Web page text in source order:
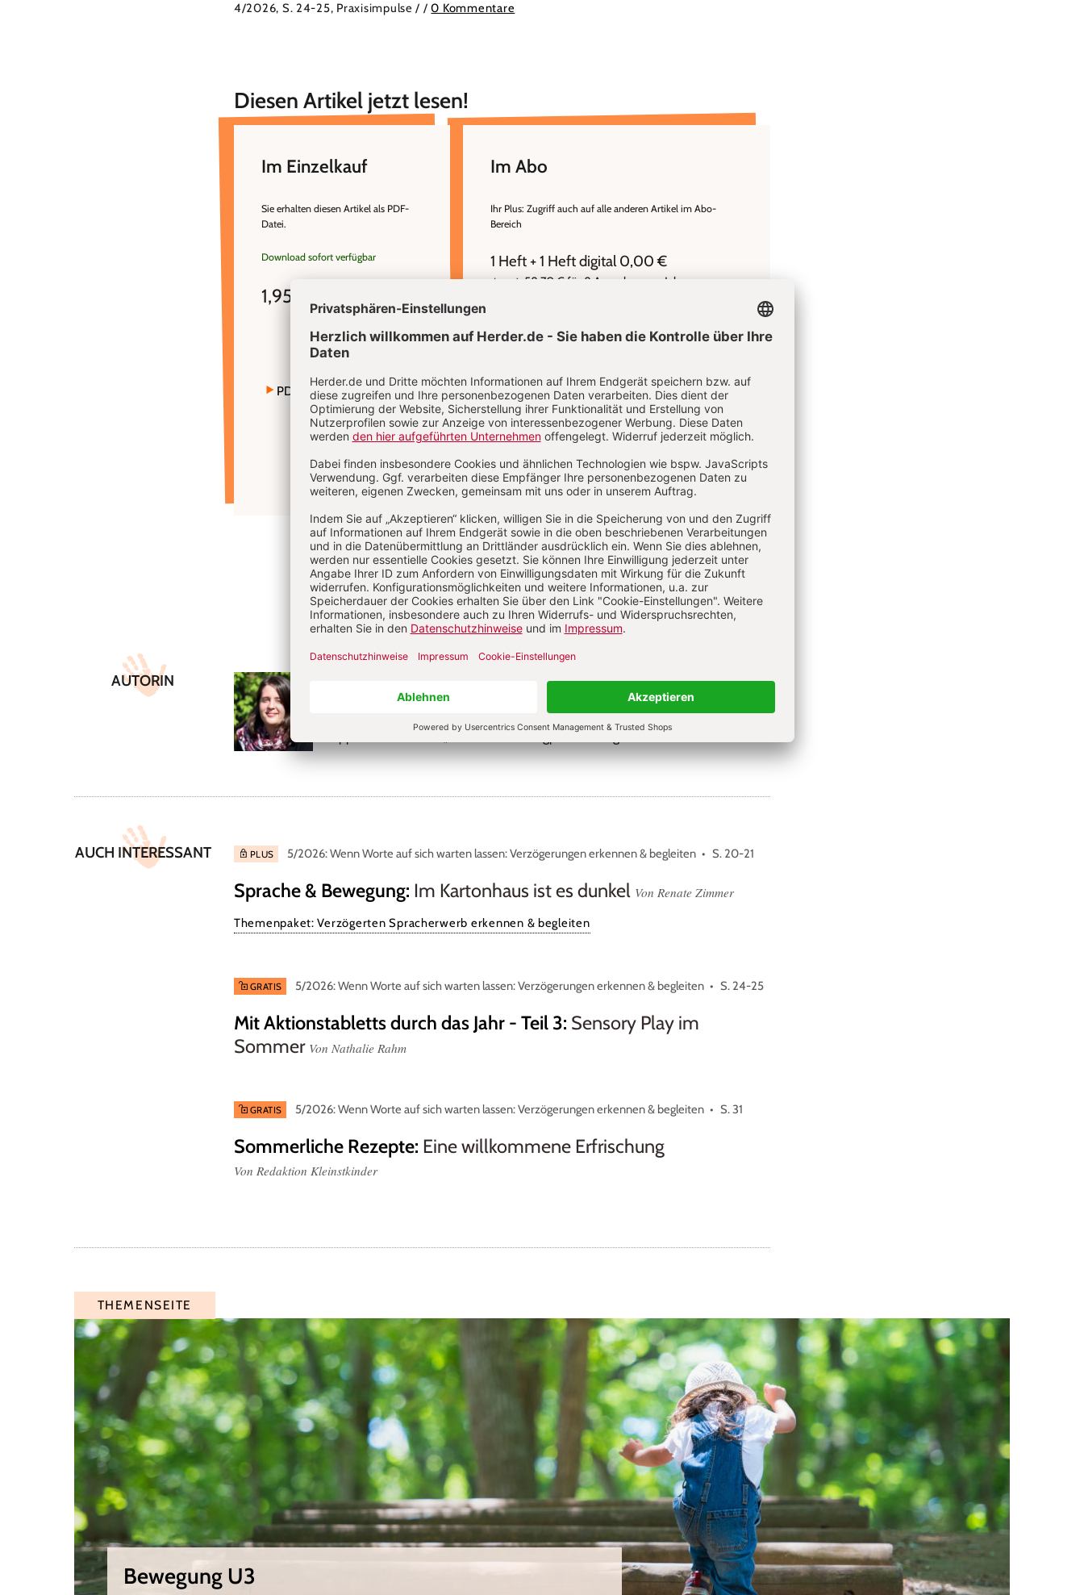
4/2026, S. 24-25, Praxisimpulse / /0 Kommentare
Diesen Artikel jetzt lesen!
Im Einzelkauf
Sie erhalten diesen Artikel als PDF-
Datei.
Download sofort verfügbar
1,95 €
PDF bestellen
Im Abo
Ihr Plus: Zugriff auch auf alle anderen Artikel im Abo-
Bereich
1 Heft + 1 Heft digital 0,00 €
danach 58,70 € für 8 Ausgaben pro Jahr +
Abo testen
Sie haben ein Abonnement?Anmelden
Artikel-
InfosAUTORIN
Nathalie Rahm ist Erzieherin und Fachkraft für Kleinkindpädagogik. Sie arbeitet in der
Krippe der städtischen „Kita am Löwenbergpark“ in Gengenbach.
AUCH INTERESSANT PLUS 5/2026: Wenn Worte auf sich warten lassen: Verzögerungen erkennen & begleiten S. 20-21
Sprache & Bewegung: Im Kartonhaus ist es dunkel Von Renate Zimmer
Themenpaket: Verzögerten Spracherwerb erkennen & begleiten
GRATIS 5/2026: Wenn Worte auf sich warten lassen: Verzögerungen erkennen & begleiten S. 24-25
Mit Aktionstabletts durch das Jahr - Teil 3: Sensory Play im
Sommer Von Nathalie Rahm
GRATIS 5/2026: Wenn Worte auf sich warten lassen: Verzögerungen erkennen & begleiten S. 31
Sommerliche Rezepte: Eine willkommene Erfrischung
Von Redaktion Kleinstkinder
THEMENSEITE
Bewegung U3